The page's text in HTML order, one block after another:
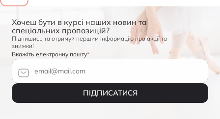
Хочеш бути в курсі наших новин та
спеціальних пропозицій?
Підпишись та отримуй першим інформацію про акції та
знижки!
Вкажіть електронну пошту
ПІДПИСАТИСЯ